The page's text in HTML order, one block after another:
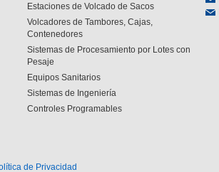
Estaciones de Volcado de Sacos
Volcadores de Tambores, Cajas,
Contenedores
Sistemas de Procesamiento por Lotes con
Pesaje
Equipos Sanitarios
Sistemas de Ingeniería
Controles Programables
de Privacidad